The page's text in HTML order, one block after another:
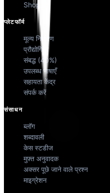
Shopify
प्लेटफॉर्म
मूल्य निर्धारण
प्रौद्योगिकी
संबद्ध (40%)
उपलब्ध भाषाएँ
सहायता केंद्र
संपर्क करें
संसाधन
ब्लॉग
शब्दावली
केस स्टडीज
मुफ़्त अनुवादक
अक्सर पूछे जाने वाले प्रश्न
माइग्रेशन